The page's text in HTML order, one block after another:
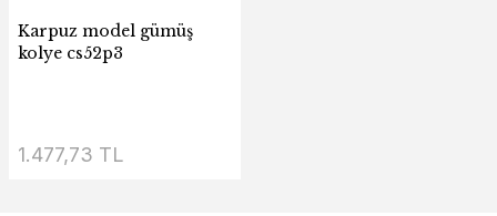
Karpuz model gümüş
kolye cs52p3
1.477,73 TL